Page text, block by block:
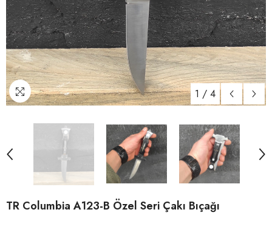
1 / 4
TR Columbia A123-B Özel Seri Çakı Bıçağı